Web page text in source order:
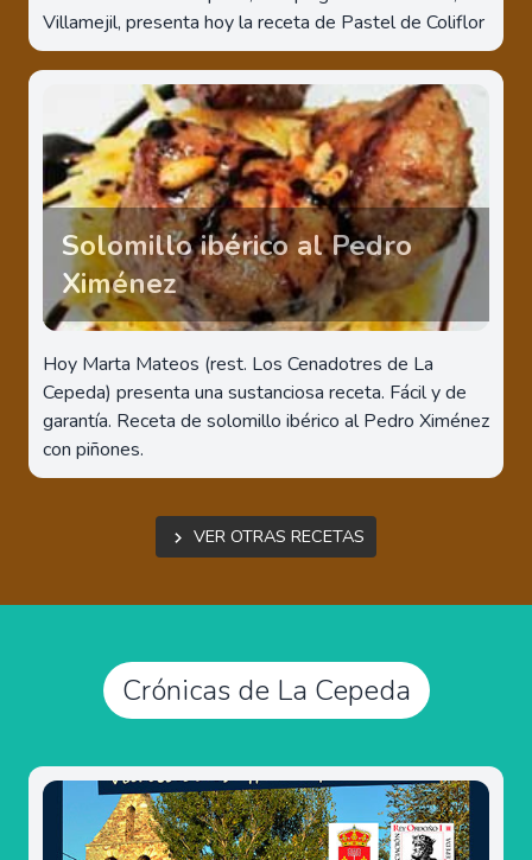
Villamejil, presenta hoy la receta de Pastel de Coliflor
Solomillo ibérico al Pedro
Ximénez
Hoy Marta Mateos (rest. Los Cenadotres de La
Cepeda) presenta una sustanciosa receta. Fácil y de
garantía. Receta de solomillo ibérico al Pedro Ximénez
con piñones.
Ver otras recetas
Crónicas de La Cepeda